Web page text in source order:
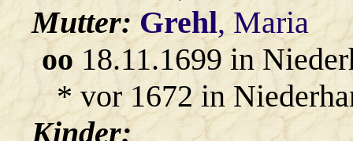
Mutter: Grehl, Maria
oo18.11.1699 in
* vor 1672 in
Kinder: